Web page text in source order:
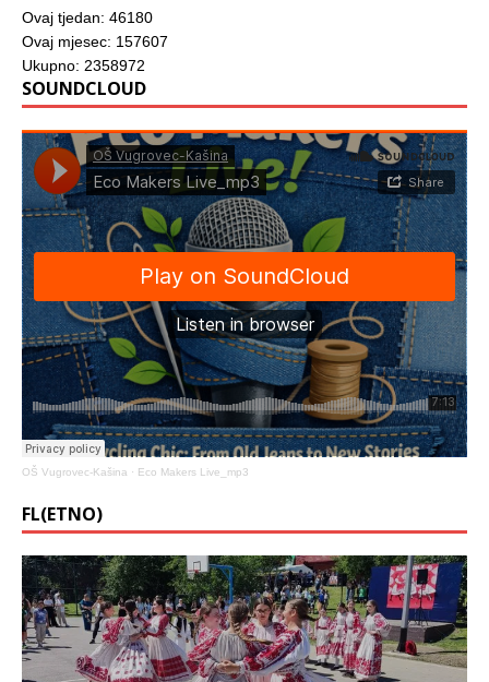
Ovaj tjedan: 46180
Ovaj mjesec: 157607
Ukupno: 2358972
SOUNDCLOUD
OŠ Vugrovec-Kašina · Eco Makers Live_mp3
FL(ETNO)